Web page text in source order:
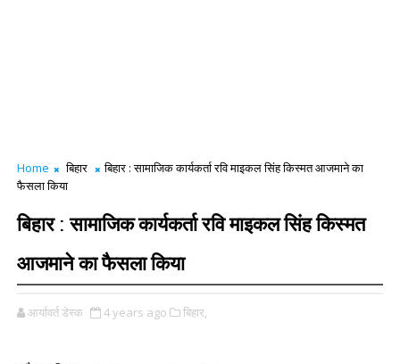
Home बिहार
बिहार : सामाजिक कार्यकर्ता रवि माइकल सिंह किस्मत आजमाने का
फैसला किया
बिहार : सामाजिक कार्यकर्ता रवि माइकल सिंह किस्मत
आजमाने का फैसला किया
आर्यावर्त डेस्क 4 years ago बिहार,